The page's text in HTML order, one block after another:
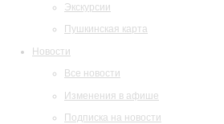
Экскурсии
Пушкинская карта
Новости
Все новости
Изменения в афише
Подписка на новости